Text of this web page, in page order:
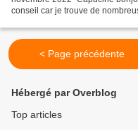
conseil car je trouve de
< Page précédente
Hébergé par Overblog
Top articles